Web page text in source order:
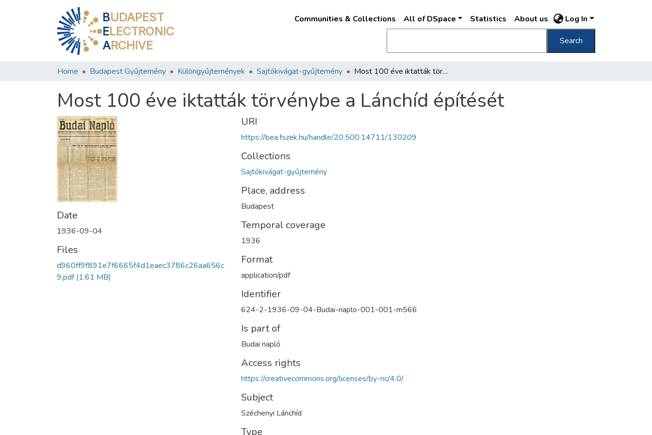
BUDAPEST
ELECTRONIC
ARCHIVE
Communities & Collections All of DSpace Statistics About us Log In
Search
Home Budapest Gyűjtemény Különgyűjtemények Sajtókivágat-gyűjtemény Most 100 éve iktatták törvénybe a Lánchíd építését
Most 100 éve iktatták törvénybe a Lánchíd építését
Date
1936-09-04
Files
d960ff9f891e7f6665f4d1eaec3786c26aa656c
9.pdf(1.61 MB)
URI
https://bea.fszek.hu/handle/20.500.14711/130209
Collections
Sajtókivágat-gyűjtemény
Place, address
Budapest
Temporal coverage
1936
Format
application/pdf
Identifier
624-2-1936-09-04-Budai-naplo-001-001-m566
Is part of
Budai napló
Access rights
https://creativecommons.org/licenses/by-nc/4.0/
Subject
Széchenyi Lánchíd
Type